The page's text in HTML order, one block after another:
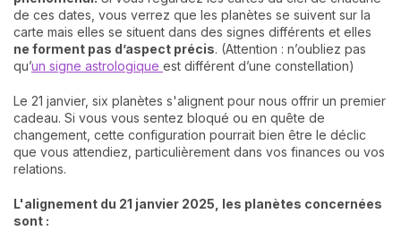
de ces dates, vous verrez que les planètes se suivent sur la
carte mais elles se situent dans des signes différents et elles
ne forment pas d’aspect précis. (Attention : n’oubliez pas
qu’un signe astrologique est différent d’une constellation)
Le 21 janvier, six planètes s'alignent pour nous offrir un premier
cadeau. Si vous vous sentez bloqué ou en quête de
changement, cette configuration pourrait bien être le déclic
que vous attendiez, particulièrement dans vos finances ou vos
relations.
L'alignement du 21 janvier 2025, les planètes concernées
sont :